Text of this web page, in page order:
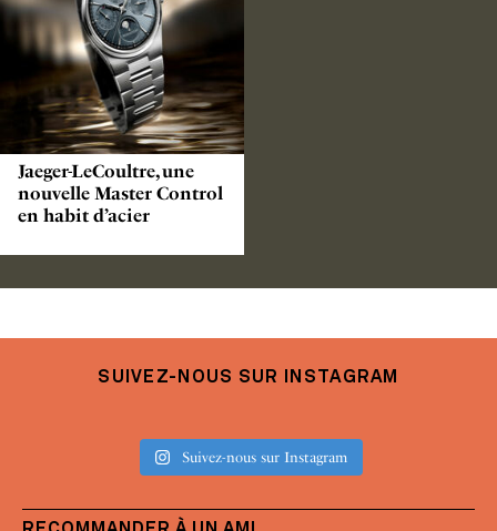
Jaeger-LeCoultre, une
nouvelle Master Control
en habit d’acier
SUIVEZ-NOUS SUR INSTAGRAM
Suivez-nous sur Instagram